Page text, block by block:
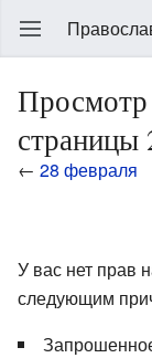
Просмотр
страницы
← 28 февраля
У вас нет прав
следующим